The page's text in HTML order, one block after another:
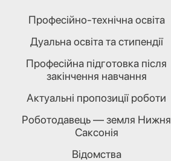
Професійно-технічна освіта
Дуальна освіта та стипендії
Професійна підготовка після
закінчення навчання
Актуальні пропозиції роботи
Роботодавець — земля Нижня
Саксонія
Відомства